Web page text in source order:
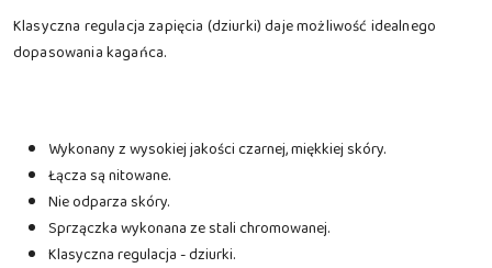
Klasyczna regulacja zapięcia (dziurki) daje możliwość idealnego
dopasowania kagańca.
Wykonany z wysokiej jakości czarnej, miękkiej skóry.
Łącza są nitowane.
Nie odparza skóry.
Sprzączka wykonana ze stali chromowanej.
Klasyczna regulacja - dziurki.